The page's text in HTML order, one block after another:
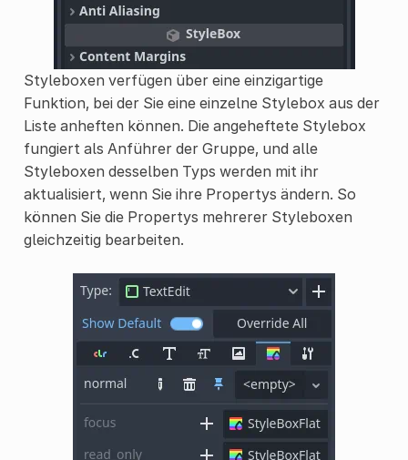
Styleboxen verfügen über eine einzigartige
Funktion, bei der Sie eine einzelne Stylebox aus der
Liste anheften können. Die angeheftete Stylebox
fungiert als Anführer der Gruppe, und alle
Styleboxen desselben Typs werden mit ihr
aktualisiert, wenn Sie ihre Propertys ändern. So
können Sie die Propertys mehrerer Styleboxen
gleichzeitig bearbeiten.